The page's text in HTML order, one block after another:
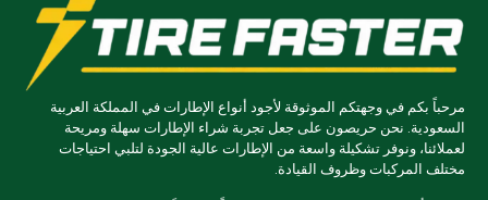
مرحباً بكم في وجهتكم الموثوقة لأجود أنواع الإطارات في المملكة العربية
السعودية. نحن حريصون على جعل تجربة شراء الإطارات سهلة ومريحة
لعملائنا، ونوفر تشكيلة واسعة من الإطارات عالية الجودة لتلبي احتياجات
مختلف المركبات وظروف القيادة.